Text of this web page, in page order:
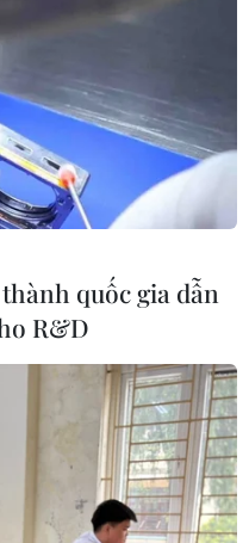
hội
giá cao sự lãnh đạo
cuộc tích cực của cả
cấp, các địa phương
quốc gia dẫn
R&D